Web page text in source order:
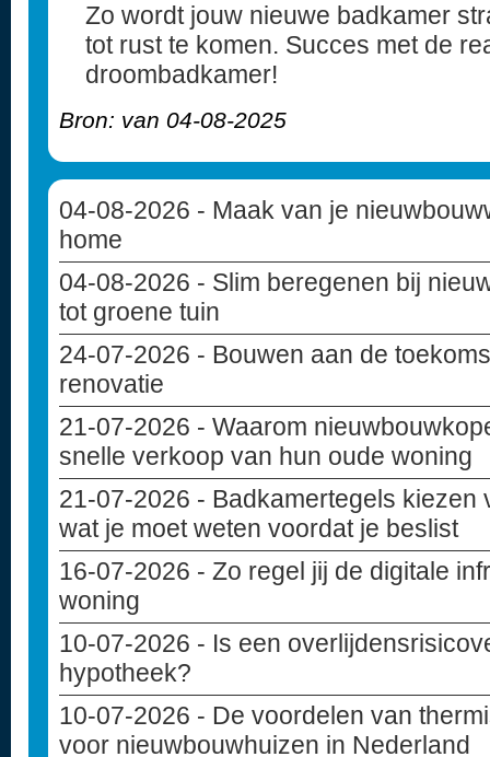
Zo wordt jouw nieuwe badkamer
tot rust te komen. Succes met de
droombadkamer!
Bron: van 04-08-2025
04-08-2026 - Maak van je
home
04-08-2026 - Slim beregenen bij
tot groene tuin
24-07-2026 - Bouwen aan de
renovatie
21-07-2026 - Waarom
snelle verkoop van hun oude woning
21-07-2026 - Badkamertegels kiezen
wat je moet weten voordat je beslist
16-07-2026 - Zo regel jij de digitale
woning
10-07-2026 - Is een
hypotheek?
10-07-2026 - De voordelen van
voor nieuwbouwhuizen in Nederland